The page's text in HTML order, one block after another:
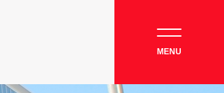
MENU